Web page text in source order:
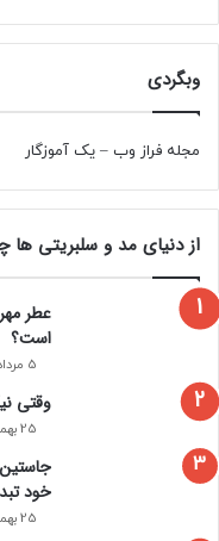
وبگردی
مجله فراز وب – یک آموزگار
از دنیای مد و سلبریتی ها
عطر
است؟
5 مرداد, 1405
وقتی
25 بهمن, 1404
خود
25 بهمن, 1404